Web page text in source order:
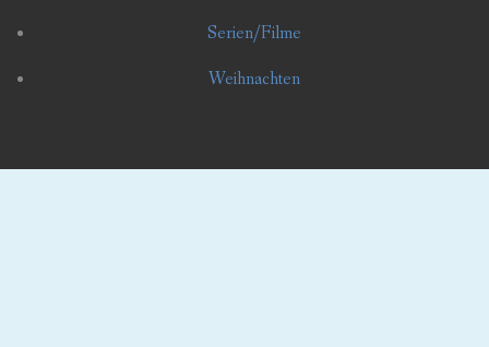
Serien/Filme
Weihnachten